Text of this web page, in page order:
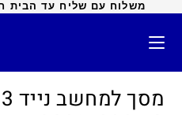
משלוח עם שליח עד הבית חינם